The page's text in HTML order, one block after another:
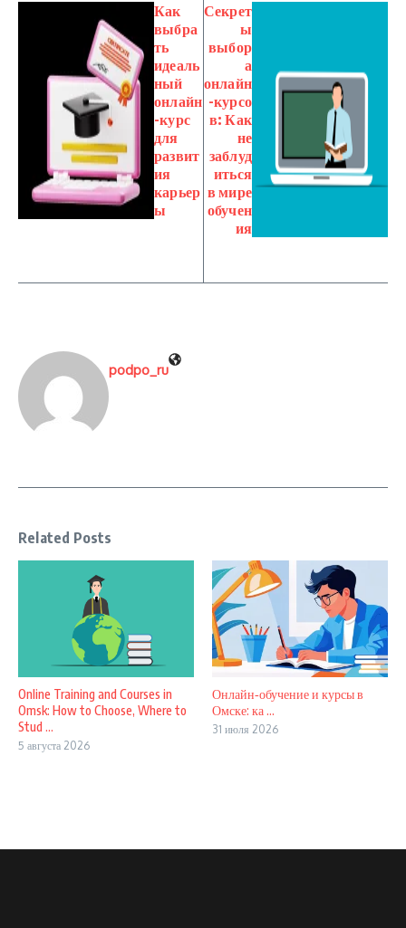
Как
выбра
ть
идеаль
ный
онлайн
-курс
для
развит
ия
карьер
ы
Секрет
ы
выбор
а
онлайн
-курсо
в: Как
не
заблуд
иться
в мире
обучен
ия
podpo_ru
Related Posts
Online Training and Courses in
Omsk: How to Choose, Where to
Stud ...
5 августа 2026
Онлайн‑обучение и курсы в
Омске: ка ...
31 июля 2026